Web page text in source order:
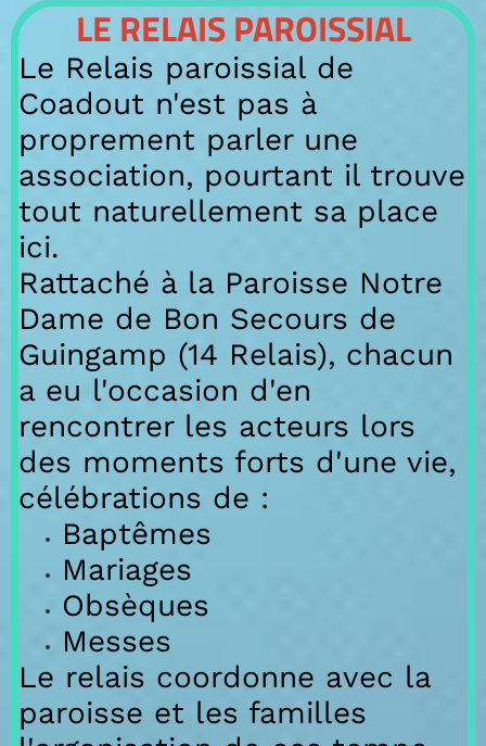
LE RELAIS PAROISSIAL
Le Relais paroissial de
Coadout n'est pas à
proprement parler une
association, pourtant il trouve
tout naturellement sa place
ici.
Rattaché à la Paroisse Notre
Dame de Bon Secours de
Guingamp (14 Relais), chacun
a eu l'occasion d'en
rencontrer les acteurs lors
des moments forts d'une vie,
célébrations de :
Baptêmes
Mariages
Obsèques
Messes
Le relais coordonne avec la
paroisse et les familles